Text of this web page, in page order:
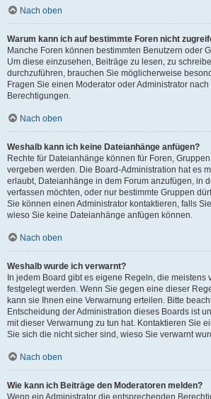
Nach oben
Warum kann ich auf bestimmte Foren nicht
Manche Foren können bestimmten Benutzern oder
Um diese einzusehen, Beiträge zu lesen, zu
durchzuführen, brauchen Sie möglicherweise
Fragen Sie einen Moderator oder Administrator
Berechtigungen.
Nach oben
Weshalb kann ich keine Dateianhänge anfügen?
Rechte für Dateianhänge können für Foren,
vergeben werden. Die Board-Administration hat es
erlaubt, Dateianhänge in dem Forum anzufügen, in
verfassen möchten, oder nur bestimmte Gruppen
Sie können einen Administrator kontaktieren, falls
wieso Sie keine Dateianhänge anfügen können.
Nach oben
Weshalb wurde ich verwarnt?
In jedem Board gibt es eigene Regeln, die meistens
festgelegt werden. Wenn Sie gegen eine dieser
kann sie Ihnen eine Verwarnung erteilen. Bitte
Entscheidung der Administration dieses Boards ist
mit dieser Verwarnung zu tun hat. Kontaktieren Sie
Sie sich die nicht sicher sind, wieso Sie verwarnt
Nach oben
Wie kann ich Beiträge den Moderatoren melden?
Wenn ein Administrator die entsprechenden